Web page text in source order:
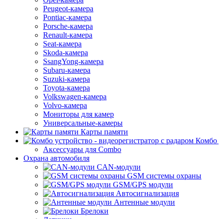
Peugeot-камера
Pontiac-камера
Porsche-камера
Renault-камера
Seat-камера
Skoda-камера
SsangYong-камера
Subaru-камера
Suzuki-камера
Toyota-камера
Volkswagen-камера
Volvo-камера
Мониторы для камер
Универсальные-камеры
Карты памяти
Комбо
Аксессуары для Combo
Охрана автомобиля
CAN-модули
GSM системы охраны
GSM/GPS модули
Автосигнализация
Антенные модули
Брелоки